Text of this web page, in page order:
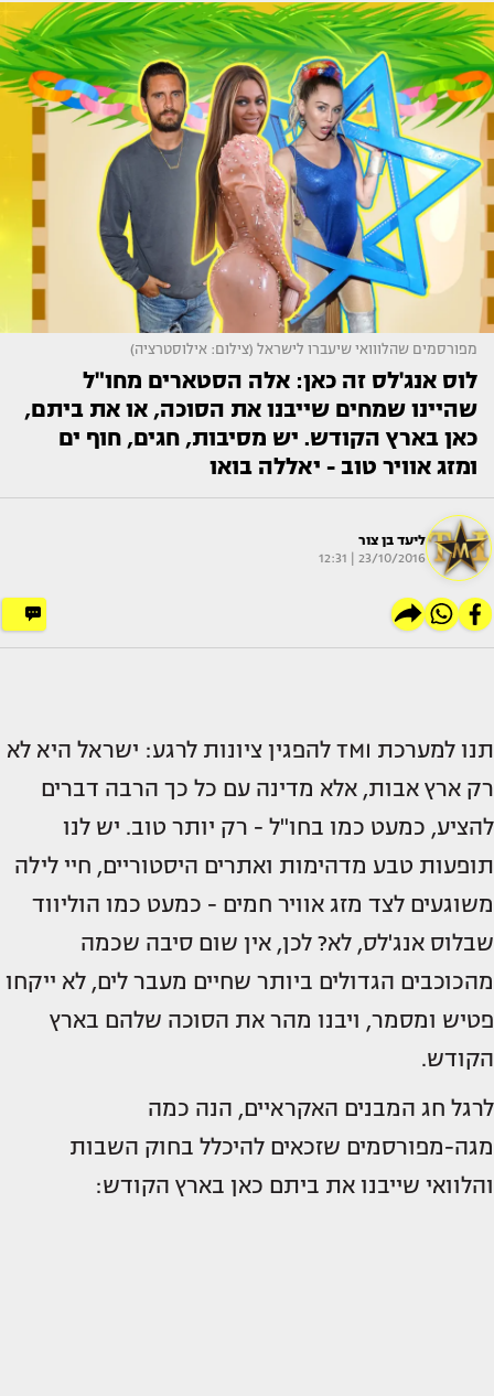
מפורסמים שהלווואי שיעברו לישראל (צילום: אילוסטרציה)
לוס אנג'לס זה כאן: אלה הסטארים מחו"ל
שהיינו שמחים שייבנו את הסוכה, או את ביתם,
כאן בארץ הקודש. יש מסיבות, חגים, חוף ים
ומזג אוויר טוב - יאללה בואו
ליעד בן צור
23/10/2016 | 12:31
תנו למערכת TMI להפגין ציונות לרגע: ישראל היא לא
רק ארץ אבות, אלא מדינה עם כל כך הרבה דברים
להציע, כמעט כמו בחו"ל - רק יותר טוב. יש לנו
תופעות טבע מדהימות ואתרים היסטוריים, חיי לילה
משוגעים לצד מזג אוויר חמים - כמעט כמו הוליווד
שבלוס אנג'לס, לא? לכן, אין שום סיבה שכמה
מהכוכבים הגדולים ביותר שחיים מעבר לים, לא ייקחו
פטיש ומסמר, ויבנו מהר את הסוכה שלהם בארץ
הקודש.
לרגל חג המבנים האקראיים, הנה כמה
מגה-מפורסמים שזכאים להיכלל בחוק השבות
והלוואי שייבנו את ביתם כאן בארץ הקודש: